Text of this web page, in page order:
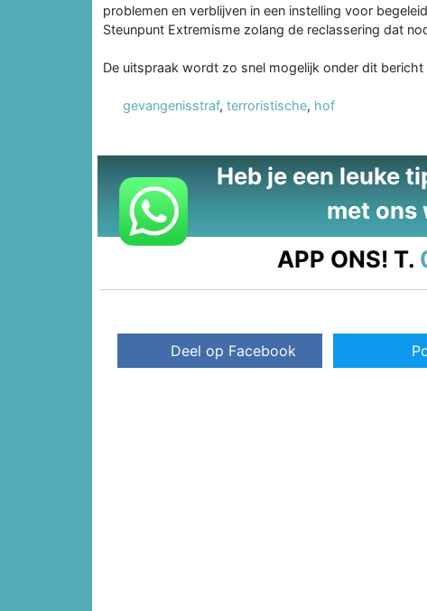
problemen en verblijven in een instelling voor
Steunpunt Extremisme zolang de reclassering dat
De uitspraak wordt zo snel mogelijk onder dit bericht
gevangenisstraf, terroristische, hof
Heb je een leuke
met ons
APP ONS! T.
Deel op Facebook